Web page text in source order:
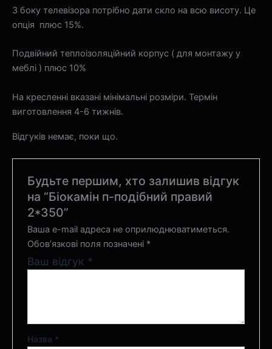
З боку телевізора потрібно дати скло на всю висоту. Це
опція плюс 15%.
Подвійний теплоізоляційний корпус ( для монтажу у
меблі ) плюс 10%
На кресленні вказані мінімальні розміри. Термін
виготовлення 4-6 тижнів.
Відгуків немає, поки що.
Будьте першим, хто залишив відгук
на “Біокамін п-подібний правий
2*350”
Ваша e-mail адреса не оприлюднюватиметься.
Обов’язкові поля позначені *
Ваш відгук *
Назва *